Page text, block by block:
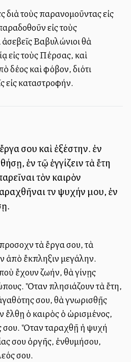
διὰ τοὺς παρανομοῦντας εἰς
εἰς τοὺς
Βαβυλώνιοι θὰ
εἰς τοὺς Πέρσας, καὶ
δέος καὶ φόβον, διότι
εἰς καταστροφήν.
σου καὶ ἐξέστην. ἐν
ἐν τῷ ἐγγίζειν τὰ ἔτη
τὸν καιρὸν
τὴν ψυχήν μου, ἐν
τὰ ἔργα σου, τὰ
ἀπὸ ἔκπληξιν μεγάλην.
ἔχουν ζωήν, θὰ γίνῃς
Ὅταν πλησιάζουν τὰ ἔτη,
σου, θὰ γνωρισθῇς
ὁ καιρὸς ὁ ὡρισμένος,
σου. Ὅταν ταραχθῇ ἡ ψυχή
σου ὀργῆς, ἐνθυμήσου,
σου.